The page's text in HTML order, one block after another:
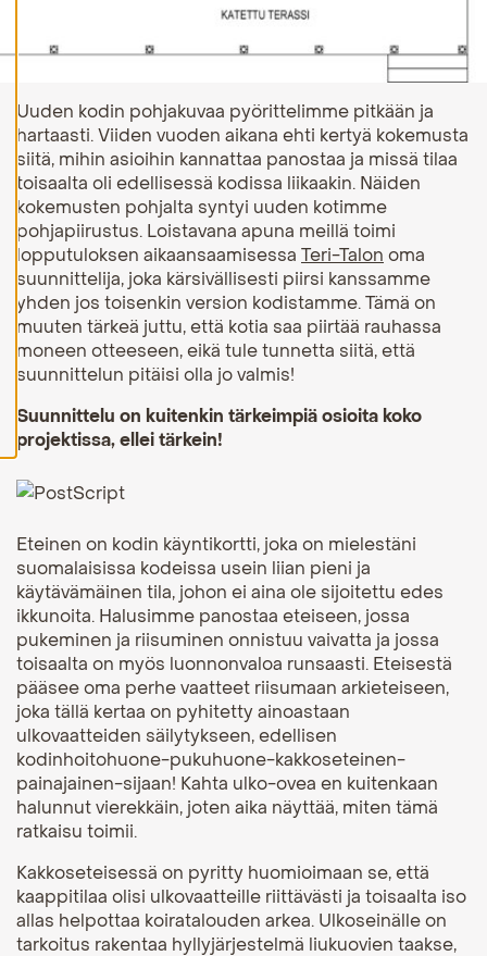
y
k
s
y
k
a
i
k
k
i
e
v
ä
s
t
e
e
t
Uuden kodin pohjakuvaa pyörittelimme pitkään ja
hartaasti. Viiden vuoden aikana ehti kertyä kokemusta
siitä, mihin asioihin kannattaa panostaa ja missä tilaa
toisaalta oli edellisessä kodissa liikaakin. Näiden
kokemusten pohjalta syntyi uuden kotimme
pohjapiirustus. Loistavana apuna meillä toimi
lopputuloksen aikaansaamisessa Teri-Talon oma
suunnittelija, joka kärsivällisesti piirsi kanssamme
yhden jos toisenkin version kodistamme. Tämä on
muuten tärkeä juttu, että kotia saa piirtää rauhassa
moneen otteeseen, eikä tule tunnetta siitä, että
suunnittelun pitäisi olla jo valmis!
Suunnittelu on kuitenkin tärkeimpiä osioita koko
projektissa, ellei tärkein!
Eteinen on kodin käyntikortti, joka on mielestäni
suomalaisissa kodeissa usein liian pieni ja
käytävämäinen tila, johon ei aina ole sijoitettu edes
ikkunoita. Halusimme panostaa eteiseen, jossa
pukeminen ja riisuminen onnistuu vaivatta ja jossa
toisaalta on myös luonnonvaloa runsaasti. Eteisestä
pääsee oma perhe vaatteet riisumaan arkieteiseen,
joka tällä kertaa on pyhitetty ainoastaan
ulkovaatteiden säilytykseen, edellisen
kodinhoitohuone-pukuhuone-kakkoseteinen-
painajainen-sijaan! Kahta ulko-ovea en kuitenkaan
halunnut vierekkäin, joten aika näyttää, miten tämä
ratkaisu toimii.
Kakkoseteisessä on pyritty huomioimaan se, että
kaappitilaa olisi ulkovaatteille riittävästi ja toisaalta iso
allas helpottaa koiratalouden arkea. Ulkoseinälle on
tarkoitus rakentaa hyllyjärjestelmä liukuovien taakse,